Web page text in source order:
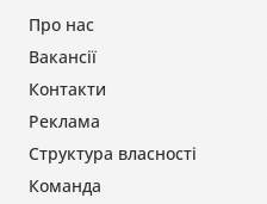
Про нас
Вакансії
Контакти
Реклама
Структура власності
Команда